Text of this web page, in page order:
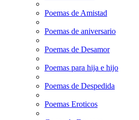
Poemas de Amistad
Poemas de aniversario
Poemas de Desamor
Poemas para hija e hijo
Poemas de Despedida
Poemas Eroticos